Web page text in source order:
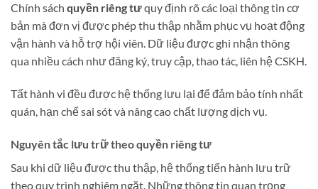
Chính sách quyền riêng tưquy định rõ các loại thông tin cơ
bản mà đơn vị được phép thu thập nhằm phục vụ hoạt động
vận hành và hỗ trợ hội viên. Dữ liệu được ghi nhận thông
qua nhiều cách như đăng ký, truy cập, thao tác, liên hệ CSKH.
Tất hành vi đều được hệ thống lưu lại để đảm bảo tính nhất
quán, hạn chế sai sót và nâng cao chất lượng dịch vụ.
Nguyên tắc lưu trữ theo quyền riêng tư
Sau khi dữ liệu được thu thập, hệ thống tiến hành lưu trữ
theo quy trình nghiêm ngặt. Những thông tin quan trọng